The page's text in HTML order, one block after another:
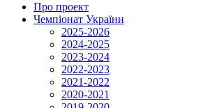
Про проект
Чемпіонат України
2025-2026
2024-2025
2023-2024
2022-2023
2021-2022
2020-2021